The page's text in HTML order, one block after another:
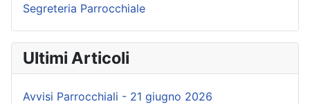
Segreteria Parrocchiale
Ultimi Articoli
Avvisi Parrocchiali - 21 giugno 2026